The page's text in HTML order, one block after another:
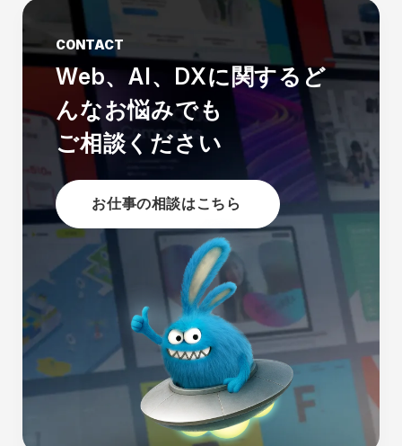
CONTACT
Web、AI、DXに関する ど
んなお悩みでも
ご相談ください
お仕事の相談はこちら